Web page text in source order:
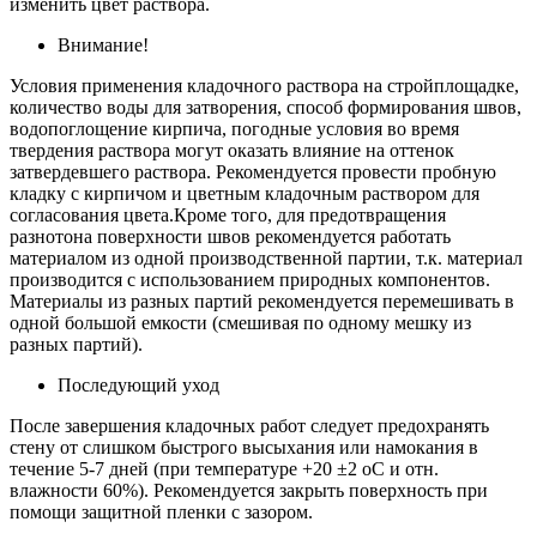
Внимание!
Условия применения кладочного раствора на стройплощадке,
количество воды для затворения, способ формирования швов,
водопоглощение кирпича, погодные условия во время
твердения раствора могут оказать влияние на оттенок
затвердевшего раствора. Рекомендуется провести пробную
кладку с кирпичом и цветным кладочным раствором для
согласования цвета.Кроме того, для предотвращения
разнотона поверхности швов рекомендуется работать
материалом из одной производственной партии, т.к. материал
производится с использованием природных компонентов.
Материалы из разных партий рекомендуется перемешивать в
одной большой емкости (смешивая по одному мешку из
разных партий).
Последующий уход
После завершения кладочных работ следует предохранять
стену от слишком быстрого высыхания или намокания в
течение 5-7 дней (при температуре +20 ±2 оС и отн.
влажности 60%). Рекомендуется закрыть поверхность при
помощи защитной пленки с зазором.